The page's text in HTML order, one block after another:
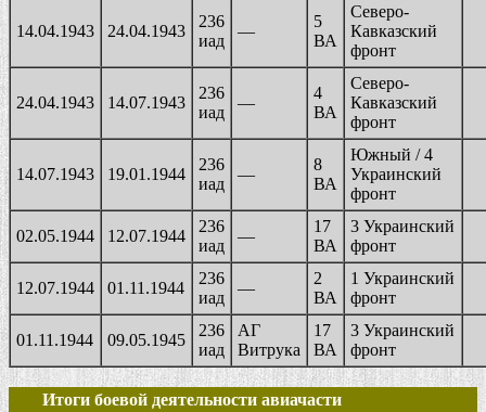
14.04.1943 24.04.1943
236
иад
—
5
ВА
Северо-
Кавказский
фронт
24.04.1943 14.07.1943
236
иад
—
4
ВА
Северо-
Кавказский
фронт
14.07.1943 19.01.1944
236
иад
—
8
ВА
Южный / 4
Украинский
фронт
02.05.1944 12.07.1944
236
иад
—
17
ВА
3 Украинский
фронт
12.07.1944 01.11.1944
236
иад
—
2
ВА
1 Украинский
фронт
01.11.1944 09.05.1945
236
иад
АГ
Витрука
17
ВА
3 Украинский
фронт
Итоги боевой деятельности авиачасти